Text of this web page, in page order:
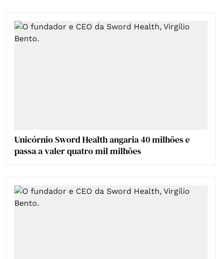
Unicórnio Sword Health angaria 40 milhões e
passa a valer quatro mil milhões